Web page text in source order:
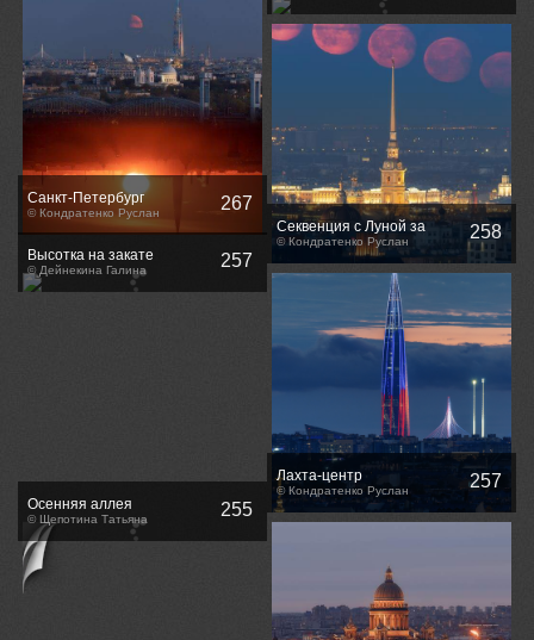
Санкт-Петербург
© Кондратенко Руслан 267
Секвенция с Луной за
Петропавловским Собором
© Кондратенко Руслан 258
Высотка на закате
© Дейнекина Галина 257
Лахта-центр
© Кондратенко Руслан 257
Осенняя аллея
© Щепотина Татьяна 255